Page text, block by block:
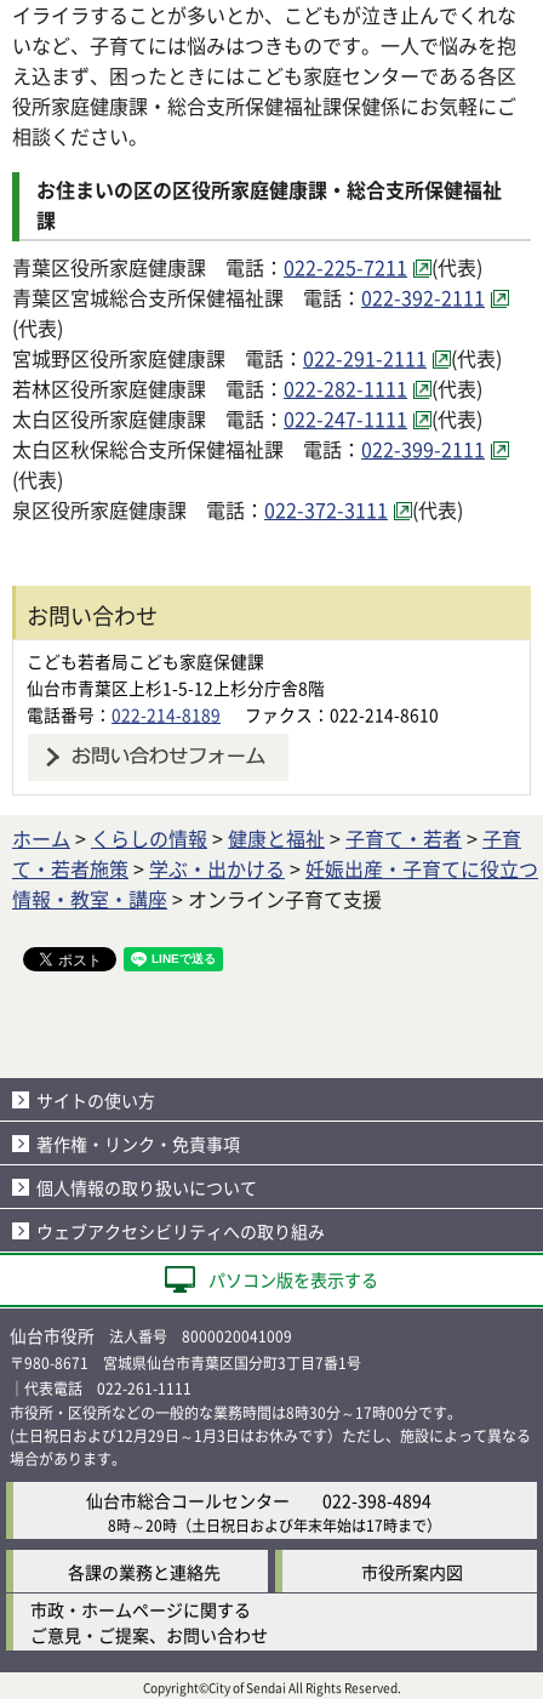
イライラすることが多いとか、こどもが泣き止んでくれな
いなど、子育てには悩みはつきものです。一人で悩みを抱
え込まず、困ったときにはこども家庭センターである各区
役所家庭健康課・総合支所保健福祉課保健係にお気軽にご
相談ください。
お住まいの区の区役所家庭健康課・総合支所保健福祉
課
青葉区役所家庭健康課 電話： 022-225-7211
(代表)
青葉区宮城総合支所保健福祉課 電話： 022-392-2111
(代表)
宮城野区役所家庭健康課 電話： 022-291-2111
(代表)
若林区役所家庭健康課 電話： 022-282-1111
(代表)
太白区役所家庭健康課 電話： 022-247-1111
(代表)
太白区秋保総合支所保健福祉課 電話： 022-399-2111
(代表)
泉区役所家庭健康課 電話： 022-372-3111 (代表)
お問い合わせ
こども若者局こども家庭保健課
仙台市青葉区上杉1-5-12上杉分庁舎8階
電話番号： 022-214-8189 ファクス：022-214-8610
ホーム > くらしの情報 >健康と福祉 >子育て・若者 >子育
て・若者施策 > 学ぶ・出かける >妊娠出産・子育てに役立つ
情報・教室・講座> オンライン子育て支援
サイトの使い方
著作権・リンク・免責事項
個人情報の取り扱いについて
ウェブアクセシビリティへの取り組み
パソコン版を表示する
仙台市役所 法人番号 8000020041009
〒980-8671 宮城県仙台市青葉区国分町3丁目7番1号
｜代表電話 022-261-1111
市役所・区役所などの一般的な業務時間は8時30分～17時00分です。
(土日祝日および12月29日～1月3日はお休みです）ただし、施設によって異なる
場合があります。
仙台市総合コールセンター 022-398-4894
8時～20時 （土日祝日および年末年始は17時まで）
各課の業務と連絡先
市役所案内図
市政・ホームページに関する
ご意見・ご提案、お問い合わせ
Copyright©City of Sendai All Rights Reserved.